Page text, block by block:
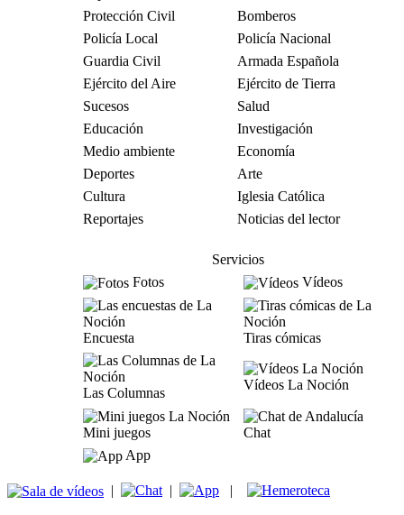
Protección Civil
Bomberos
Policía Local
Policía Nacional
Guardia Civil
Armada Española
Ejército del Aire
Ejército de Tierra
Sucesos
Salud
Educación
Investigación
Medio ambiente
Economía
Deportes
Arte
Cultura
Iglesia Católica
Reportajes
Noticias del lector
Servicios
Fotos
Vídeos
Encuesta Tiras cómicas
Las Columnas
Vídeos La Noción
Mini juegos
Chat
App
| | |